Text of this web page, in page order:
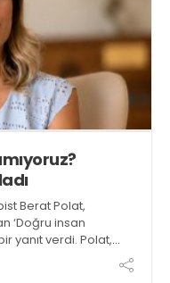
Berat Polat,
‘Doğru insan
yanıt verdi. Polat,
sebebinin
yaklaşmak